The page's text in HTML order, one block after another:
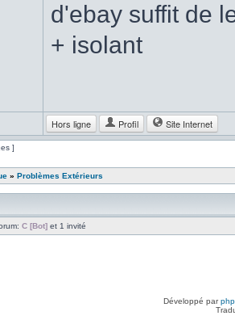
d'ebay suffit de
+ isolant
Hors ligne Profil Site Internet
]
» Problèmes Extérieurs
C [Bot] et 1 invité
Développé par